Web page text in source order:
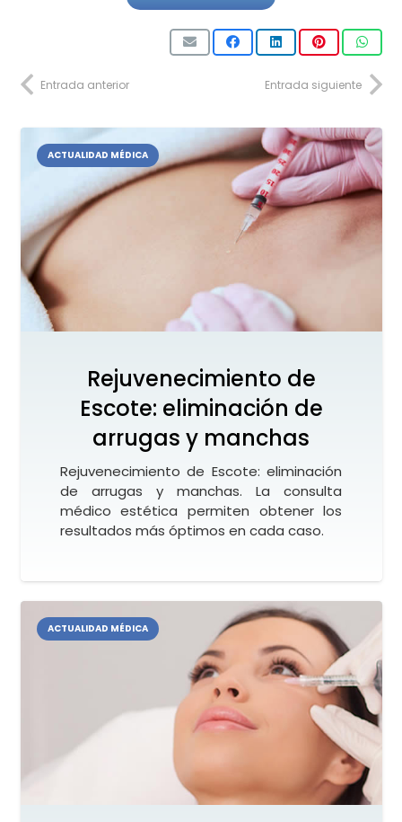
Entrada anterior Entrada siguiente
ACTUALIDAD MÉDICA
Rejuvenecimiento de
Escote: eliminación de
arrugas y manchas
Rejuvenecimiento de Escote: eliminación
de arrugas y manchas. La consulta
médico estética permiten obtener los
resultados más óptimos en cada caso.
ACTUALIDAD MÉDICA